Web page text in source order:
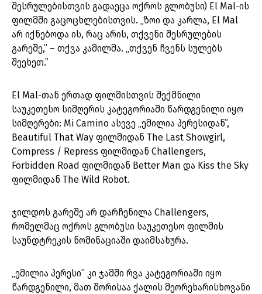
შესრულებისთვის გადაეცა ოქროს გლობუსი) El Mal-ის
ფილმში გაცოცხლებისთვის. „ზოი და კარლა, El Mal
არ იქნებოდა ის, რაც არის, თქვენი შესრულების
გარეშე,” – თქვა კამილმა. „თქვენ ჩვენს სულებს
შეეხეთ.”
El Mal-თან ერთად ფილმისთვის შექმნილი
საუკეთესო სიმღერის კატეგორიაში წარდგენილი იყო
სიმღერები: Mi Camino ასევე „ემილია პერესიდან”,
Beautiful That Way ფილმიდან The Last Showgirl,
Compress / Repress ფილმიდან Challengers,
Forbidden Road ფილმიდან Better Man და Kiss the Sky
ფილმიდან The Wild Robot.
ჯილდოს გარეშე არ დარჩენილა Challengers,
რომელმაც ოქროს გლობუსი საუკეთესო ფილმის
საუნდტრეკის ნომინაციაში დაიმსახურა.
„ემილია პერესი” კი ჯამში რვა კატეგორიაში იყო
წარდგენილი, მათ შორისაა ქალის მეორეხარისხოვანი